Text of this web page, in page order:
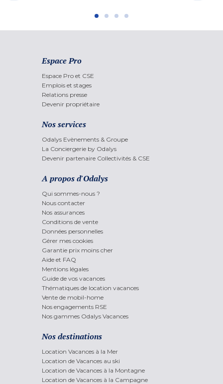
Espace Pro
Espace Pro et CSE
Emplois et stages
Relations presse
Devenir propriétaire
Nos services
Odalys Evènements & Groupe
La Conciergerie by Odalys
Devenir partenaire Collectivités & CSE
A propos d'Odalys
Qui sommes-nous ?
Nous contacter
Nos assurances
Conditions de vente
Données personnelles
Gérer mes cookies
Garantie prix moins cher
Aide et FAQ
Mentions légales
Guide de vos vacances
Thématiques de location vacances
Vente de mobil-home
Nos engagements RSE
Nos gammes Odalys Vacances
Nos destinations
Location Vacances à la Mer
Location de Vacances au ski
Location de Vacances à la Montagne
Location de Vacances à la Campagne